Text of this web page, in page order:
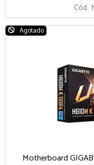
Cód.
Agotado
Motherboard